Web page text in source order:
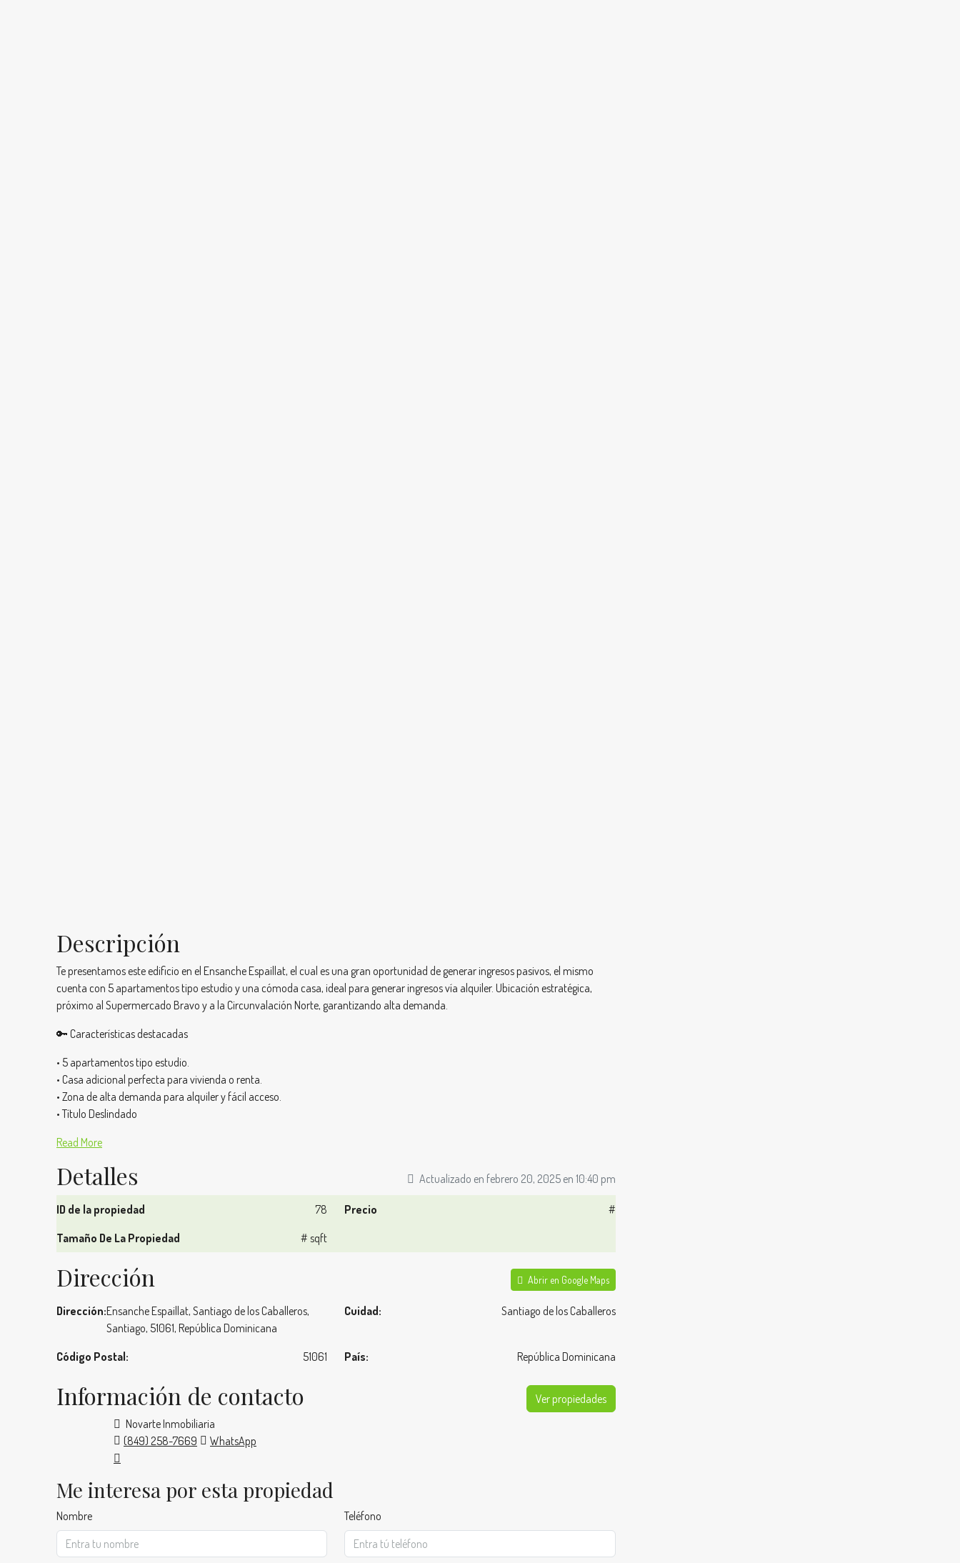
Descripción
Te presentamos este edificio en el Ensanche Espaillat, el cual es una gran oportunidad de generar ingresos pasivos, el mismo
cuenta con 5 apartamentos tipo estudio y una cómoda casa, ideal para generar ingresos vía alquiler. Ubicación estratégica,
próximo al Supermercado Bravo y a la Circunvalación Norte, garantizando alta demanda.
🔑 Características destacadas
• 5 apartamentos tipo estudio.
• Casa adicional perfecta para vivienda o renta.
• Zona de alta demanda para alquiler y fácil acceso.
• Título Deslindado
Read More
Detalles Actualizado en febrero 20, 2025 en 10:40 pm
ID de la propiedad 78 Precio
#
Tamaño De La Propiedad
# sqft
Dirección Abrir en Google Maps
Dirección:Ensanche Espaillat, Santiago de los Caballeros,
Santiago, 51061, República Dominicana
Cuidad: Santiago de los Caballeros
Código Postal: 51061 País: República Dominicana
Información de contacto
Ver propiedades
Novarte Inmobiliaria
(849) 258-7669
WhatsApp
Me interesa por esta propiedad
Nombre Teléfono